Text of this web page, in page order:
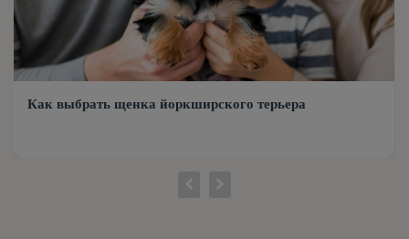
Бигль
Бишон фризе
Английский спрингер-спаниель
Аппенцеллер зенненхунд
Аргентинский дог
Как выбрать щенка йоркширского терьера